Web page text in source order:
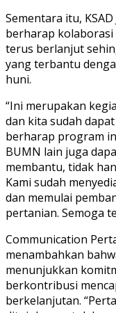
Sementara itu,
berharap kolaborasi
terus berlanjut
yang terbantu
huni.
“Ini merupakan
dan kita sudah
berharap program
BUMN lain juga
membantu, tidak
Kami sudah
dan memulai
pertanian. Semoga
Communication
menambahkan
menunjukkan
berkontribusi
berkelanjutan.